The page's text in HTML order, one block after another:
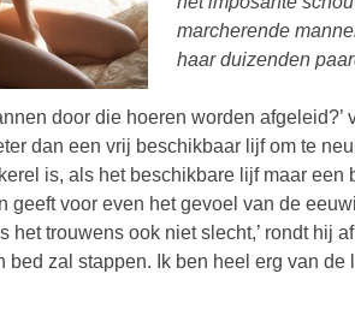
marcherende
haar duizenden
door die hoeren worden
dan een vrij beschikbaar lijf om te
is, als het beschikbare lijf maar
geeft voor even het gevoel van de
het trouwens ook niet slecht,’ rondt hij
bed zal stappen. Ik ben heel erg van